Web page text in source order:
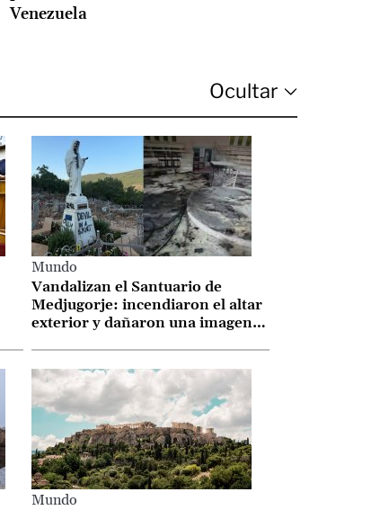
Venezuela
Mundo
Vandalizan el Santuario de
Medjugorje: incendiaron el altar
exterior y dañaron una imagen
Mundo